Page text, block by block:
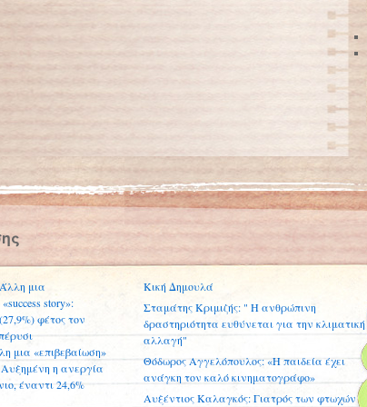
μια «επιβεβαίωση»
Αυξημένη η ανεργία
έναντι 24,6%
Κική Δημουλά
Σταμάτης Κριμιζής: " Η ανθρώπινη
δραστηριότητα ευθύνεται για την κλιματική
αλλαγή"
Θόδωρος Αγγελόπουλος: «Η παιδεία έχει
ανάγκη τον καλό κινηματογράφο»
Αυξέντιος Καλαγκός: Γιατρός των φτωχών